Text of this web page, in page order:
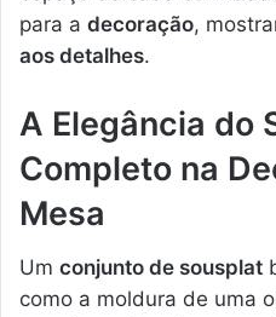
para a decoração,
aos detalhes.
A Elegância do
Completo na
Mesa
Um conjunto de sousplat
como a moldura de uma